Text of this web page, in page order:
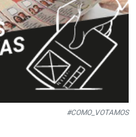
#COMO_VOTAMOS